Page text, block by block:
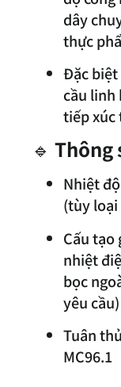
dây
thực
Đặc biệt
cầu linh
tiếp xúc
🔹 Thông
Nhiệt
(tùy loại
Cấu tạo
nhiệt
bọc
yêu cầu)
Tuân
MC96.1